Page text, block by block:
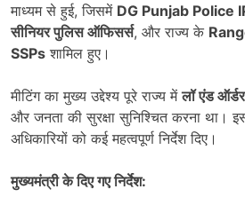
माध्यम से हुई, जिसमें DG Punjab Police
सीनियर पुलिस ऑफिसर्स, और राज्य के
SSPs शामिल हुए।
मीटिंग का मुख्य उद्देश्य पूरे राज्य मेंलॉ एंड
और जनता की सुरक्षा सुनिश्चित करना था।
अधिकारियों को कई महत्वपूर्ण निर्देश दिए।
मुख्यमंत्री के दिए गए निर्देश: